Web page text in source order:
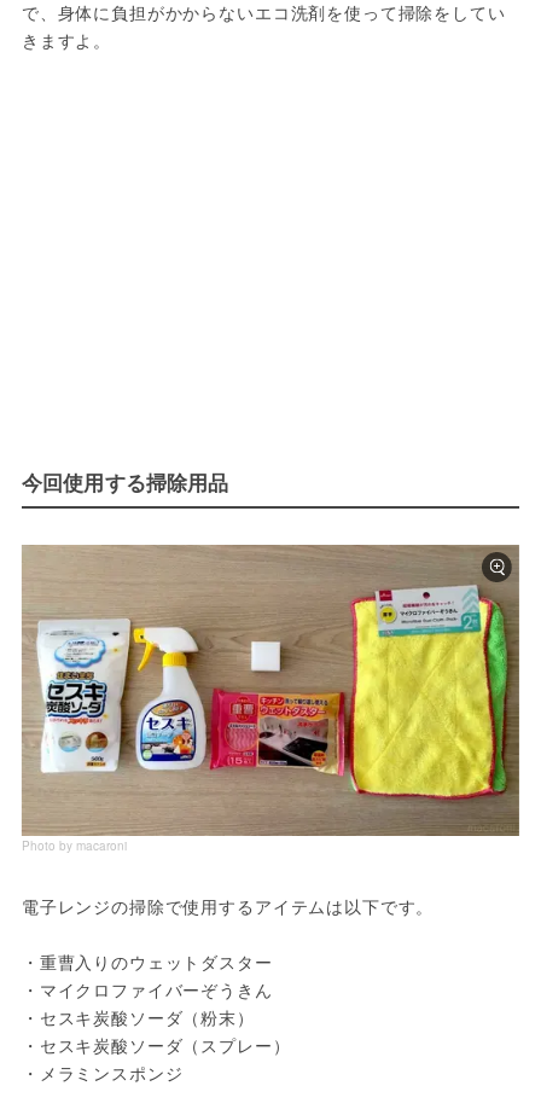
で、身体に負担がかからないエコ洗剤を使って掃除をしてい
きますよ。
今回使用する掃除用品
Photo by macaroni
電子レンジの掃除で使用するアイテムは以下です。
・重曹入りのウェットダスター
・マイクロファイバーぞうきん
・セスキ炭酸ソーダ（粉末）
・セスキ炭酸ソーダ（スプレー）
・メラミンスポンジ